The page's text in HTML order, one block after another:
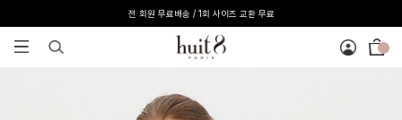
전 회원 무료배송 / 1회 사이즈 교환 무료